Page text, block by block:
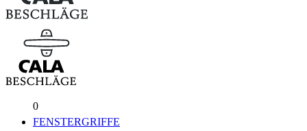
0
FENSTERGRIFFE